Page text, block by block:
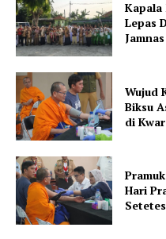
Lepas
Wujud
Biksu
di
Hari